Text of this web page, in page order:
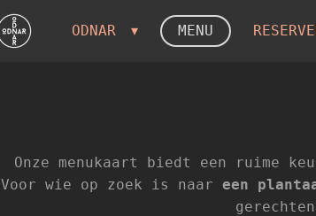
ODNAR MENU
Onze menukaart biedt een ruime
Voor wie op zoek is naar een